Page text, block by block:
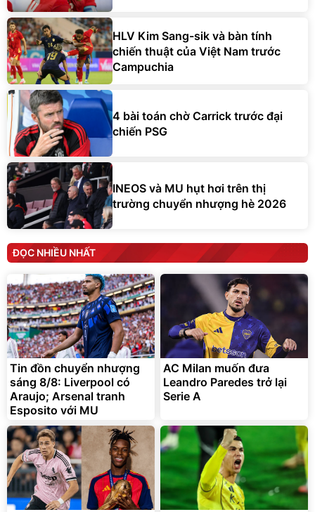
HLV Kim Sang-sik và bàn tính
chiến thuật của Việt Nam trước
Campuchia
4 bài toán chờ Carrick trước đại
chiến PSG
INEOS và MU hụt hơi trên thị
trường chuyển nhượng hè 2026
ĐỌC NHIỀU NHẤT
Tin đồn chuyển nhượng
sáng 8/8: Liverpool có
Araujo; Arsenal tranh
Esposito với MU
AC Milan muốn đưa
Leandro Paredes trở lại
Serie A